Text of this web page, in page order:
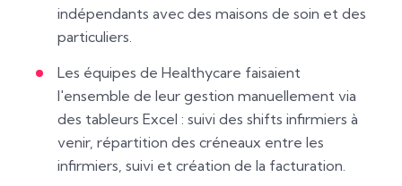
indépendants avec des maisons de soin et des
particuliers.
Les équipes de Healthycare faisaient
l'ensemble de leur gestion manuellement via
des tableurs Excel : suivi des shifts infirmiers à
venir, répartition des créneaux entre les
infirmiers, suivi et création de la facturation.